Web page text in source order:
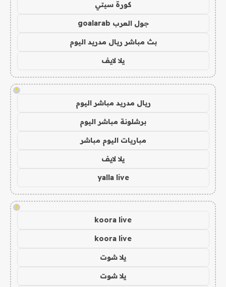
كورة سيتي
جول العرب goalarab
بث مباشر ريال مدريد اليوم
يلا لايف
!
ريال مدريد مباشر اليوم
برشلونة مباشر اليوم
مباريات اليوم مباشر
يلا لايف
yalla live
!
koora live
koora live
يلا شوت
يلا شوت